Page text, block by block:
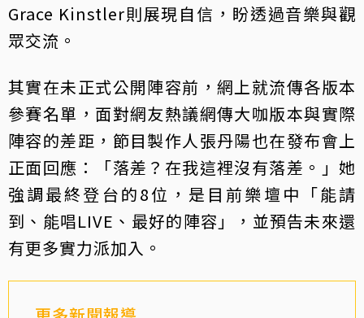
Grace Kinstler則展現自信，盼透過音樂與觀
眾交流。
其實在未正式公開陣容前，網上就流傳各版本
參賽名單，面對網友熱議網傳大咖版本與實際
陣容的差距，節目製作人張丹陽也在發布會上
正面回應：「落差？在我這裡沒有落差。」她
強調最終登台的8位，是目前樂壇中「能請
到、能唱LIVE、最好的陣容」，並預告未來還
有更多實力派加入。